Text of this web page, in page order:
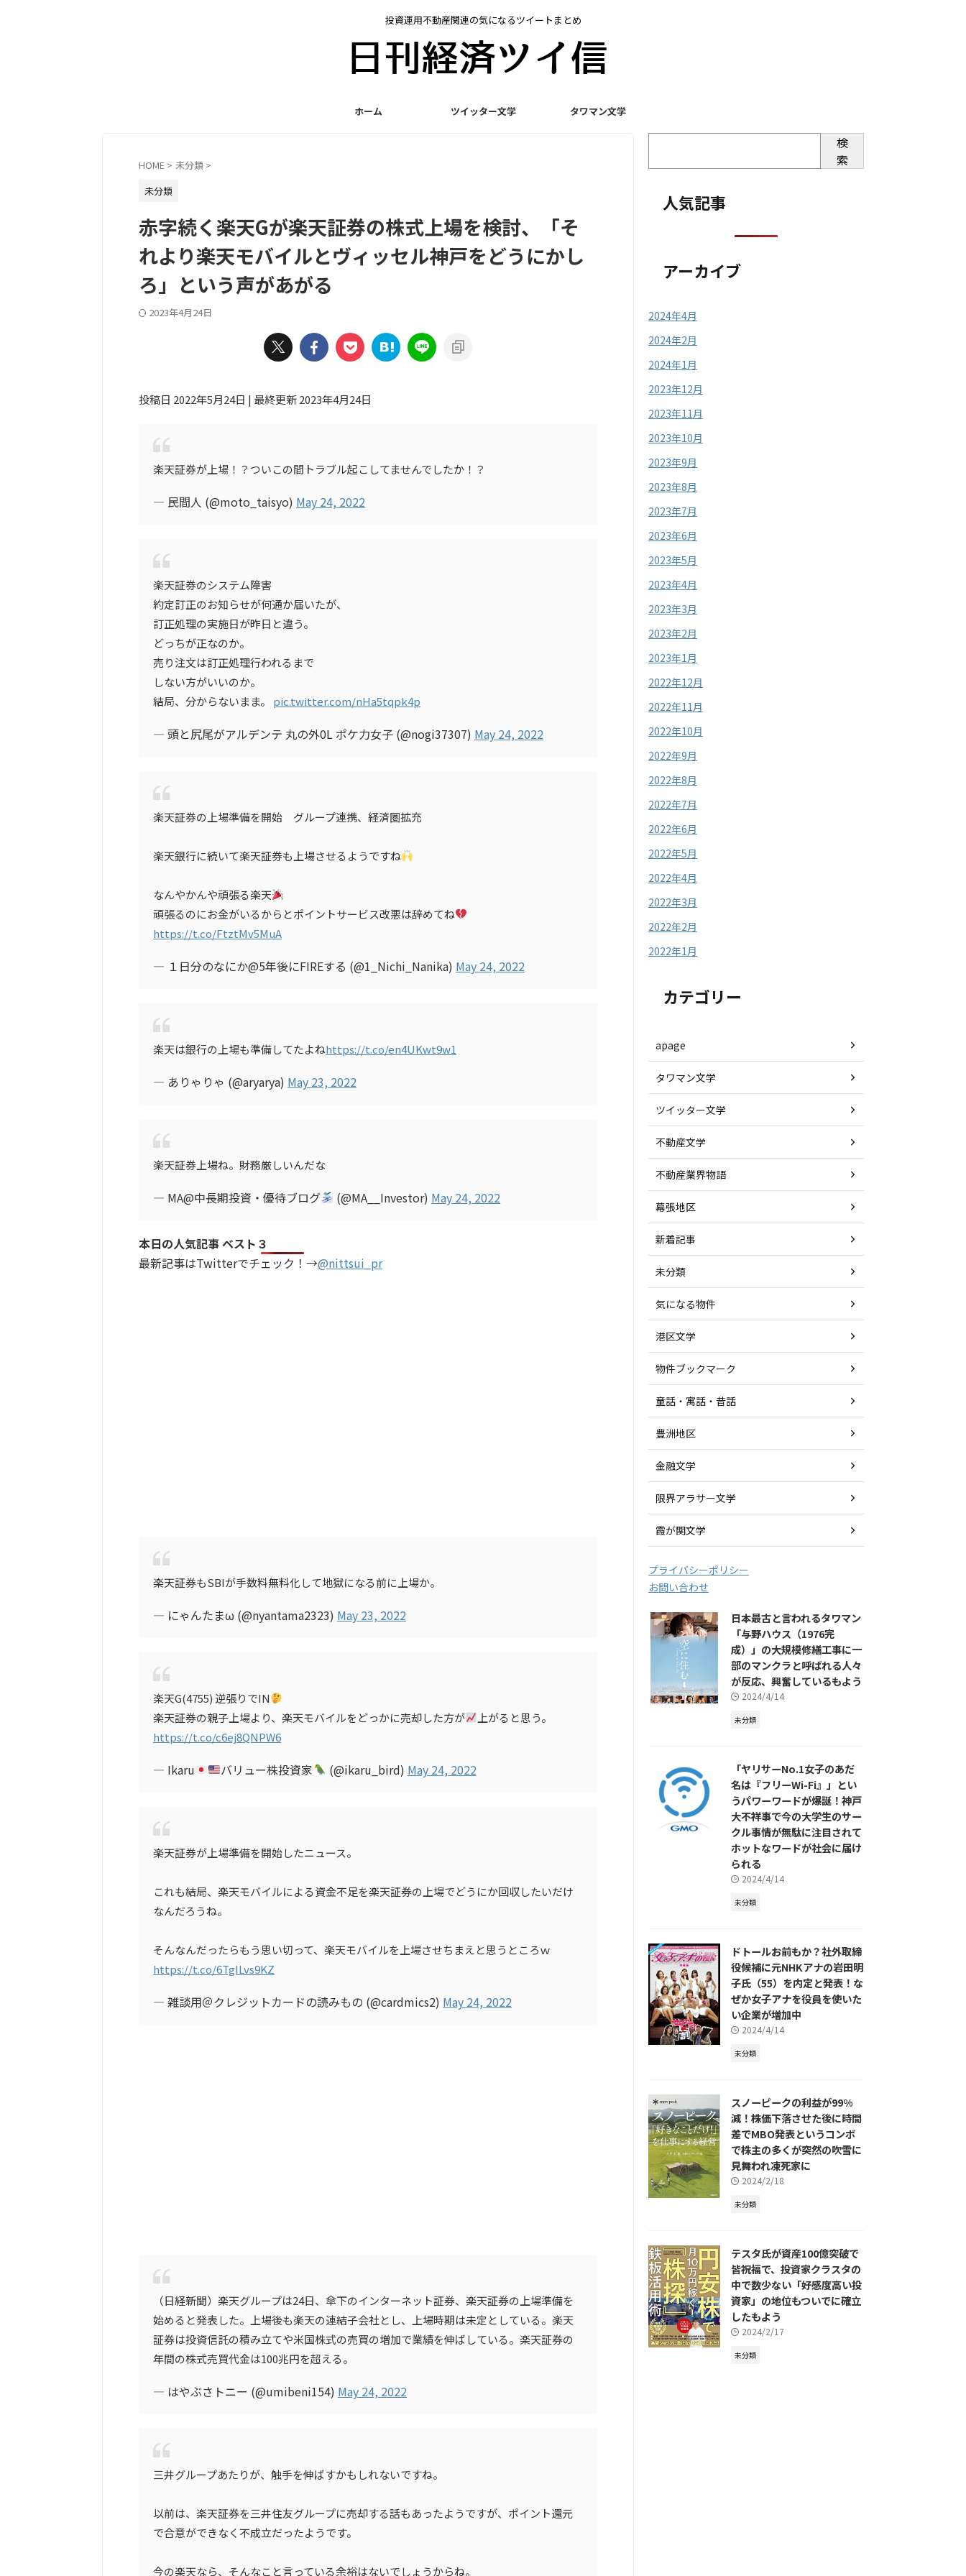
投資運用不動産関連の気になるツイートまとめ
ホーム ツイッター文学 タワマン文学
HOME > 未分類 >
未分類
赤字続く楽天Gが楽天証券の株式上場を検討、「そ
れより楽天モバイルとヴィッセル神戸をどうにかし
ろ」という声があがる
2023年4月24日
投稿日 2022年5月24日 | 最終更新 2023年4月24日
楽天証券が上場！？ついこの間トラブル起こしてませんでしたか！？
— 民間人 (@moto_taisyo) May 24, 2022
楽天証券のシステム障害
約定訂正のお知らせが何通か届いたが、
訂正処理の実施日が昨日と違う。
どっちが正なのか。
売り注文は訂正処理行われるまで
しない方がいいのか。
結局、分からないまま。 pic.twitter.com/nHa5tqpk4p
— 頭と尻尾がアルデンテ 丸の外0L ポケ力女子 (@nogi37307) May 24, 2022
楽天証券の上場準備を開始 グループ連携、経済圏拡充
楽天銀行に続いて楽天証券も上場させるようですね
なんやかんや頑張る楽天
頑張るのにお金がいるからとポイントサービス改悪は辞めてね
https://t.co/FtztMv5MuA
— １日分のなにか@5年後にFIREする (@1_Nichi_Nanika) May 24, 2022
楽天は銀行の上場も準備してたよねhttps://t.co/en4UKwt9w1
— ありゃりゃ (@aryarya) May 23, 2022
楽天証券上場ね。財務厳しいんだな
— MA@中長期投資・優待ブログ (@MA__Investor) May 24, 2022
本日の人気記事 ベスト３
最新記事はTwitterでチェック！→@nittsui_pr
楽天証券もSBIが手数料無料化して地獄になる前に上場か。
— にゃんたまω (@nyantama2323) May 23, 2022
楽天G(4755) 逆張りでIN
楽天証券の親子上場より、楽天モバイルをどっかに売却した方が
上がると思う。
https://t.co/c6ej8QNPW6
— Ikaru バリュー株投資家 (@ikaru_bird) May 24, 2022
楽天証券が上場準備を開始したニュース。
これも結局、楽天モバイルによる資金不足を楽天証券の上場でどうにか回収したいだけ
なんだろうね。
そんなんだったらもう思い切って、楽天モバイルを上場させちまえと思うところｗ
https://t.co/6TgILvs9KZ
— 雑談用＠クレジットカードの読みもの (@cardmics2) May 24, 2022
（日経新聞）楽天グループは24日、傘下のインターネット証券、楽天証券の上場準備を
始めると発表した。上場後も楽天の連結子会社とし、上場時期は未定としている。楽天
証券は投資信託の積み立てや米国株式の売買の増加で業績を伸ばしている。楽天証券の
年間の株式売買代金は100兆円を超える。
— はやぶさトニー (@umibeni154) May 24, 2022
三井グループあたりが、触手を伸ばすかもしれないですね。
以前は、楽天証券を三井住友グループに売却する話もあったようですが、ポイント還元
で合意ができなく不成立だったようです。
今の楽天なら、そんなこと言っている余裕はないでしょうからね。
検
索
人気記事
アーカイブ
2024年4月
2024年2月
2024年1月
2023年12月
2023年11月
2023年10月
2023年9月
2023年8月
2023年7月
2023年6月
2023年5月
2023年4月
2023年3月
2023年2月
2023年1月
2022年12月
2022年11月
2022年10月
2022年9月
2022年8月
2022年7月
2022年6月
2022年5月
2022年4月
2022年3月
2022年2月
2022年1月
カテゴリー
apage
タワマン文学
ツイッター文学
不動産文学
不動産業界物語
幕張地区
新着記事
未分類
気になる物件
港区文学
物件ブックマーク
童話・寓話・昔話
豊洲地区
金融文学
限界アラサー文学
霞が関文学
プライバシーポリシー
お問い合わせ
日本最古と言われるタワマン
「与野ハウス（1976完
成）」の大規模修繕工事に一
部のマンクラと呼ばれる人々
が反応、興奮しているもよう
2024/4/14
未分類
「ヤリサーNo.1女子のあだ
名は『フリーWi-Fi』」とい
うパワーワードが爆誕！神戸
大不祥事で今の大学生のサー
クル事情が無駄に注目されて
ホットなワードが社会に届け
られる
2024/4/14
未分類
ドトールお前もか？社外取締
役候補に元NHKアナの岩田明
子氏（55）を内定と発表！な
ぜか女子アナを役員を使いた
い企業が増加中
2024/4/14
未分類
スノーピークの利益が99%
減！株価下落させた後に時間
差でMBO発表というコンボ
で株主の多くが突然の吹雪に
見舞われ凍死家に
2024/2/18
未分類
テスタ氏が資産100億突破で
皆祝福で、投資家クラスタの
中で数少ない「好感度高い投
資家」の地位もついでに確立
したもよう
2024/2/17
未分類